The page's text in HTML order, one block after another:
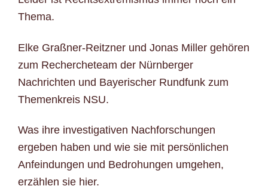
Thema.
Elke Graßner-Reitzner und Jonas Miller gehören
zum Rechercheteam der Nürnberger
Nachrichten und Bayerischer Rundfunk zum
Themenkreis NSU.
Was ihre investigativen Nachforschungen
ergeben haben und wie sie mit persönlichen
Anfeindungen und Bedrohungen umgehen,
erzählen sie hier.